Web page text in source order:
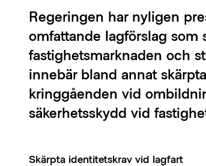
Regeringen har nyligen
omfattande lagförslag som
fastighetsmarknaden och
innebär bland annat
kringgåenden vid
säkerhetsskydd vid
Skärpta identitetskrav vid lagfart